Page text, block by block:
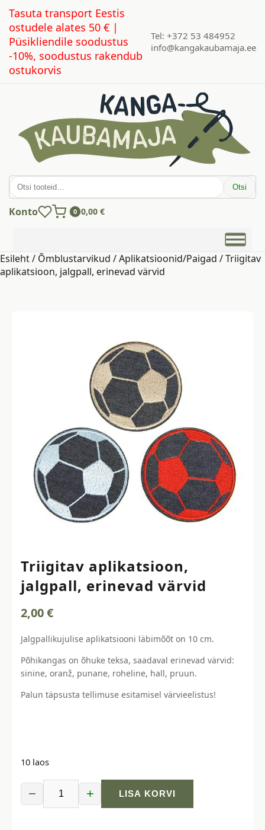
Tasuta transport Eestis
ostudele alates 50 € |
Püsikliendile soodustus
-10%, soodustus rakendub
ostukorvis
Tel: +372 53 484952
info@kangakaubamaja.ee
Otsi: Otsi
Konto 0 0,00 €
Esileht/ Õmblustarvikud /Aplikatsioonid/Paigad / Triigitav
aplikatsioon, jalgpall, erinevad värvid
Triigitav aplikatsioon,
jalgpall, erinevad värvid
2,00€
Jalgpallikujulise aplikatsiooni läbimõõt on 10 cm.
Põhikangas on õhuke teksa, saadaval erinevad värvid:
sinine, oranž, punane, roheline, hall, pruun.
Palun täpsusta tellimuse esitamisel värvieelistus!
10 laos
−
aplikatsioon,
+ LISA KORVI